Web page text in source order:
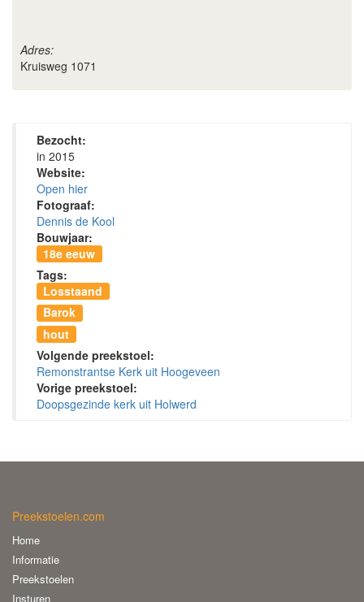
Adres:
Kruisweg 1071
Bezocht:
in 2015
Website:
Open hier
Fotograaf:
Dennis de Kool
Bouwjaar:
18e eeuw
Tags:
Losstaand
Barok
hout
Volgende preekstoel:
Remonstrantse Kerk uit Hoogeveen
Vorige preekstoel:
Doopsgezinde kerk uit Holwerd
Preekstoelen.com
Home
Informatie
Preekstoelen
Insturen